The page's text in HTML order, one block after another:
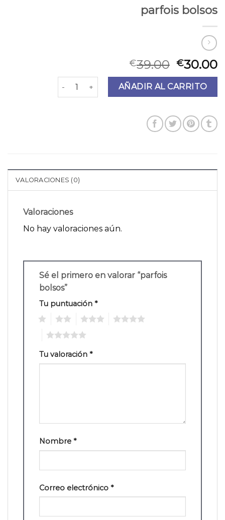
parfois bolsos
€39.00 €30.00
parfois bolsos cantidadAÑADIR AL CARRITO
VALORACIONES (0)
Valoraciones
No hay valoraciones aún.
Sé el primero en valorar “parfois
bolsos”
Tu puntuación *
Tu valoración *
Nombre *
Correo electrónico *